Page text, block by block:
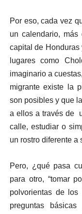
Por eso, cada vez
un calendario,
capital de Honduras
lugares como
imaginario a
migrante existe la
son posibles y que
a ellos a través de
calle, estudiar o
un rostro diferente a
Pero, ¿qué pasa
para otro, “tomar
polvorientas de
preguntas